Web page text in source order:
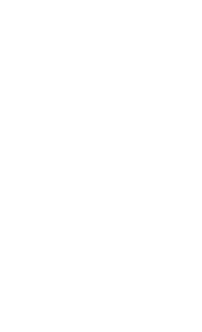
lib/management/